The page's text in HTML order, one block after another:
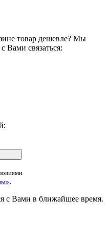
товар дешевле? Мы
Вами связаться:
.
с Вами в ближайшее время.